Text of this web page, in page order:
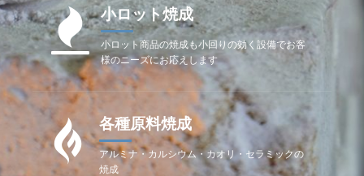
小ロット焼成
小ロット商品の焼成も小回りの効く設備でお客
様のニーズにお応えします
各種原料焼成
アルミナ・カルシウム・カオリ・セラミックの
焼成